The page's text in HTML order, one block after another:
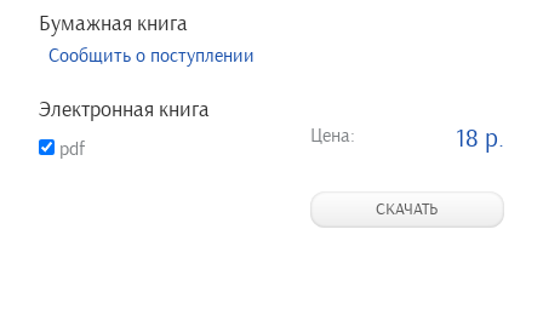
Бумажная книга
Сообщить о поступлении
Электронная книга
pdf
Цена: 18 р.
СКАЧАТЬ